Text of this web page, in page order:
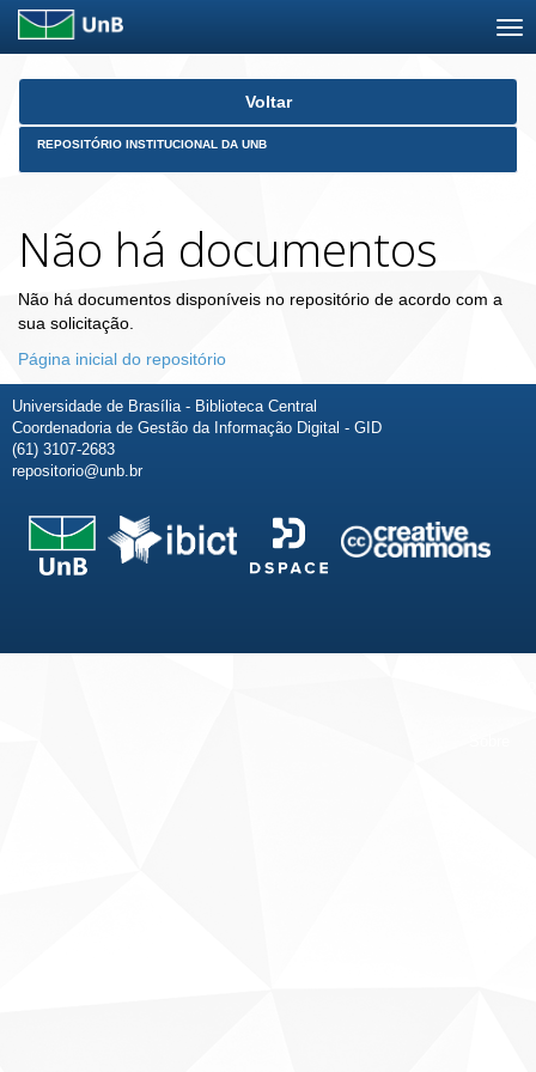
Skip
Voltar
REPOSITÓRIO INSTITUCIONAL DA UNB
Não há documentos
Não há documentos disponíveis no repositório de acordo com a
sua solicitação.
Página inicial do repositório
Universidade de Brasília - Biblioteca Central
Coordenadoria de Gestão da Informação Digital - GID
(61) 3107-2683
repositorio@unb.br